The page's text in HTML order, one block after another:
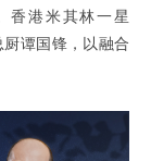
香港米其林一星
厨谭国锋，以融合